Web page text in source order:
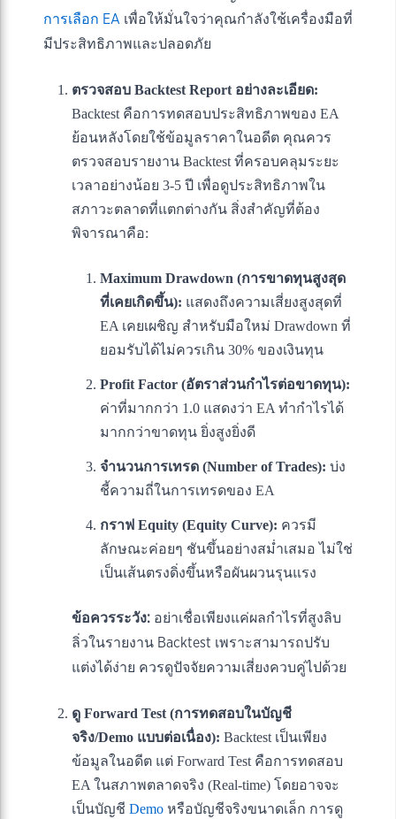
การเลือก EA เพื่อให้มั่นใจว่าคุณกำลังใช้เครื่องมือที่
มีประสิทธิภาพและปลอดภัย
ตรวจสอบ Backtest Report อย่างละเอียด:
Backtest คือการทดสอบประสิทธิภาพของ EA
ย้อนหลังโดยใช้ข้อมูลราคาในอดีต คุณควร
ตรวจสอบรายงาน Backtest ที่ครอบคลุมระยะ
เวลาอย่างน้อย 3-5 ปี เพื่อดูประสิทธิภาพใน
สภาวะตลาดที่แตกต่างกัน สิ่งสำคัญที่ต้อง
พิจารณาคือ:
Maximum Drawdown (การขาดทุนสูงสุด
ที่เคยเกิดขึ้น): แสดงถึงความเสี่ยงสูงสุดที่
EA เคยเผชิญ สำหรับมือใหม่ Drawdown ที่
ยอมรับได้ไม่ควรเกิน 30% ของเงินทุน
Profit Factor (อัตราส่วนกำไรต่อขาดทุน):
ค่าที่มากกว่า 1.0 แสดงว่า EA ทำกำไรได้
มากกว่าขาดทุน ยิ่งสูงยิ่งดี
จำนวนการเทรด (Number of Trades): บ่ง
ชี้ความถี่ในการเทรดของ EA
กราฟ Equity (Equity Curve): ควรมี
ลักษณะค่อยๆ ชันขึ้นอย่างสม่ำเสมอ ไม่ใช่
เป็นเส้นตรงดิ่งขึ้นหรือผันผวนรุนแรง
ข้อควรระวัง: อย่าเชื่อเพียงแค่ผลกำไรที่สูงลิบ
ลิ่วในรายงาน Backtest เพราะสามารถปรับ
แต่งได้ง่าย ควรดูปัจจัยความเสี่ยงควบคู่ไปด้วย
ดู Forward Test (การทดสอบในบัญชี
จริง/Demo แบบต่อเนื่อง): Backtest เป็นเพียง
ข้อมูลในอดีต แต่ Forward Test คือการทดสอบ
EA ในสภาพตลาดจริง (Real-time) โดยอาจจะ
เป็นบัญชี Demo หรือบัญชีจริงขนาดเล็ก การดู